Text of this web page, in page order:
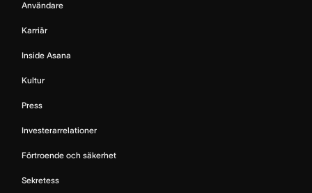
Användare
Karriär
Inside Asana
Kultur
Press
Investerarrelationer
Förtroende och säkerhet
Sekretess